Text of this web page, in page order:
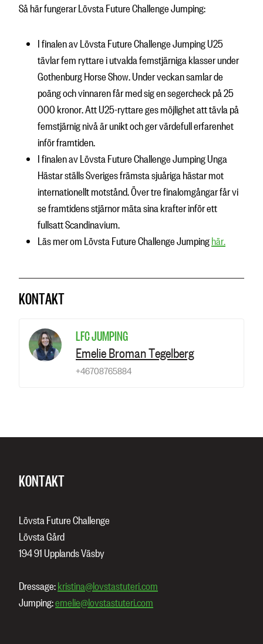
Så här fungerar Lövsta Future Challenge Jumping:
I finalen av Lövsta Future Challenge Jumping U25
tävlar fem ryttare i utvalda femstjärniga klasser under
Gothenburg Horse Show. Under veckan samlar de
poäng och vinnaren får med sig en segercheck på 25
000 kronor. Att U25-ryttare ges möjlighet att tävla på
femstjärnig nivå är unikt och ger värdefull erfarenhet
inför framtiden.
I finalen av Lövsta Future Challenge Jumping Unga
Hästar ställs Sveriges främsta sjuåriga hästar mot
internationellt motstånd. Över tre finalomgångar får vi
se framtidens stjärnor mäta sina krafter inför ett
fullsatt Scandinavium.
Läs mer om Lövsta Future Challenge Jumpinghär.
KONTAKT
LFC JUMPING
Emelie Broman Tegelberg
+46708765884
KONTAKT
Lövsta Future Challenge
Lövsta Gård
194 91 Upplands Väsby
Dressage:kristina@lovstastuteri.com
Jumping:emelie@lovstastuteri.com